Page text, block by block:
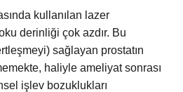
kullanılan lazer
derinliği çok azdır. Bu
sağlayan prostatın
haliyle ameliyat sonrası
işlev bozuklukları